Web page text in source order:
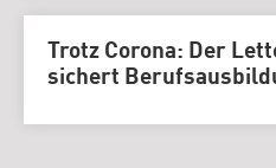
Trotz Corona: Der
sichert